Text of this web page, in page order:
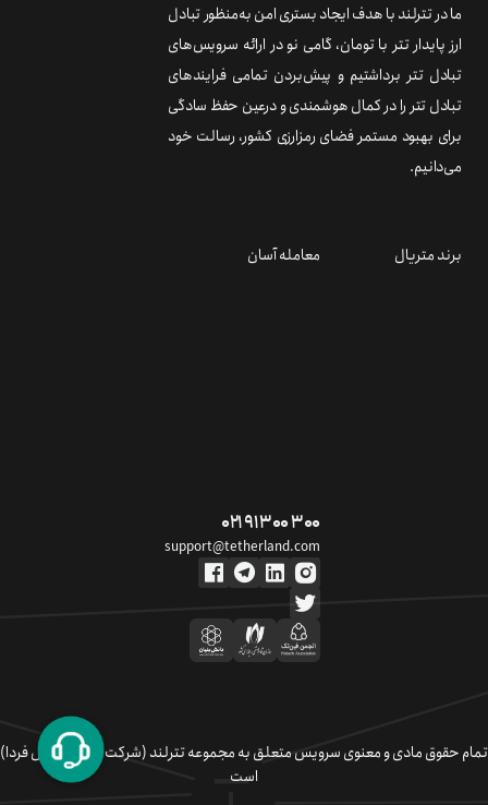
ما در تترلند با هدف ایجاد بستری امن به‌منظور تبادل
ارز پایدار تتر با تومان، گامی نو در ارائه سرویس‌های
تبادل تتر برداشتیم و پیش‌بردن تمامی فرایندهای
تبادل تتر را در کمال هوشمندی و درعین حفظ سادگی
برای بهبود مستمر فضای رمزارزی کشور، رسالت خود
می‌دانیم.
برند متریال معامله آسان
۰۲۱ ۹۱ ۳۰۰ ۳۰۰
support@tetherland.com
تمام حقوق مادی و معنوی سرویس متعلق به مجموعه تترلند (شرکت سکوی تبادل فردا)
است